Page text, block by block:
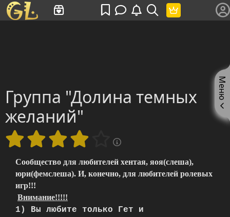
Группа "Долина темных
желаний"
Сообщество для любителей хентая, яоя(слеша),
юри(фемслеша). И, конечно, для любителей ролевых
игр!!!
Внимание!!!!!
1) Вы любите только Гет и
Меню